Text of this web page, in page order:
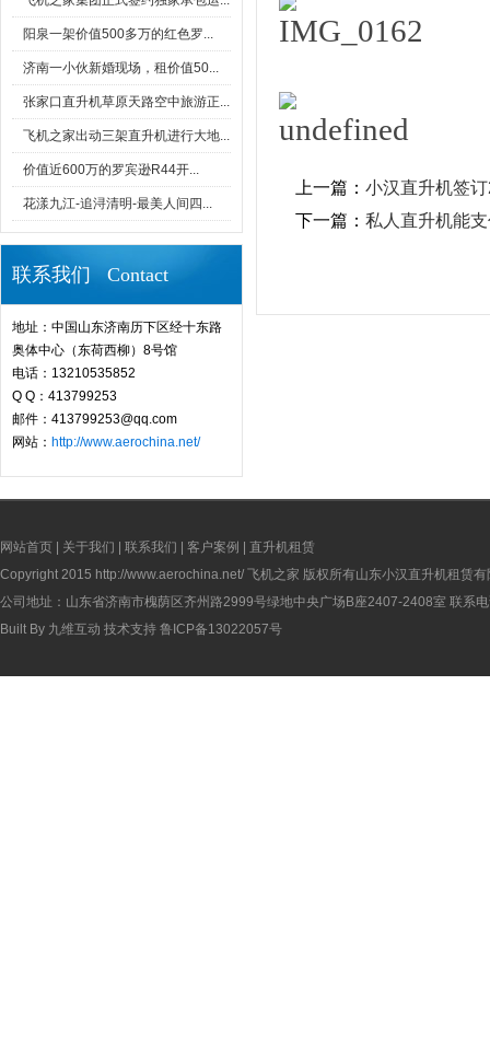
阳泉一架价值500多万的红色罗...
济南一小伙新婚现场，租价值50...
张家口直升机草原天路空中旅游正...
飞机之家出动三架直升机进行大地...
价值近600万的罗宾逊R44开...
花漾九江-追浔清明-最美人间四...
联系我们 Contact
地址：中国山东济南历下区经十东路
奥体中心（东荷西柳）8号馆
电话：13210535852
Q Q：413799253
邮件：413799253@qq.com
网站： http://www.aerochina.net/
上一篇： 小汉直升机签
下一篇： 私人直升机能
网站首页 关于我们 联系我们 客户案例
直升机租赁
Copyright 2015 http://www.aerochina.net/ 飞机之家 版权所有山东小汉直升机租赁有
公司地址：山东省济南市槐荫区齐州路2999号绿地中央广场B座2407-2408室 联系
Built By 九维互动 技术支持 鲁ICP备13022057号